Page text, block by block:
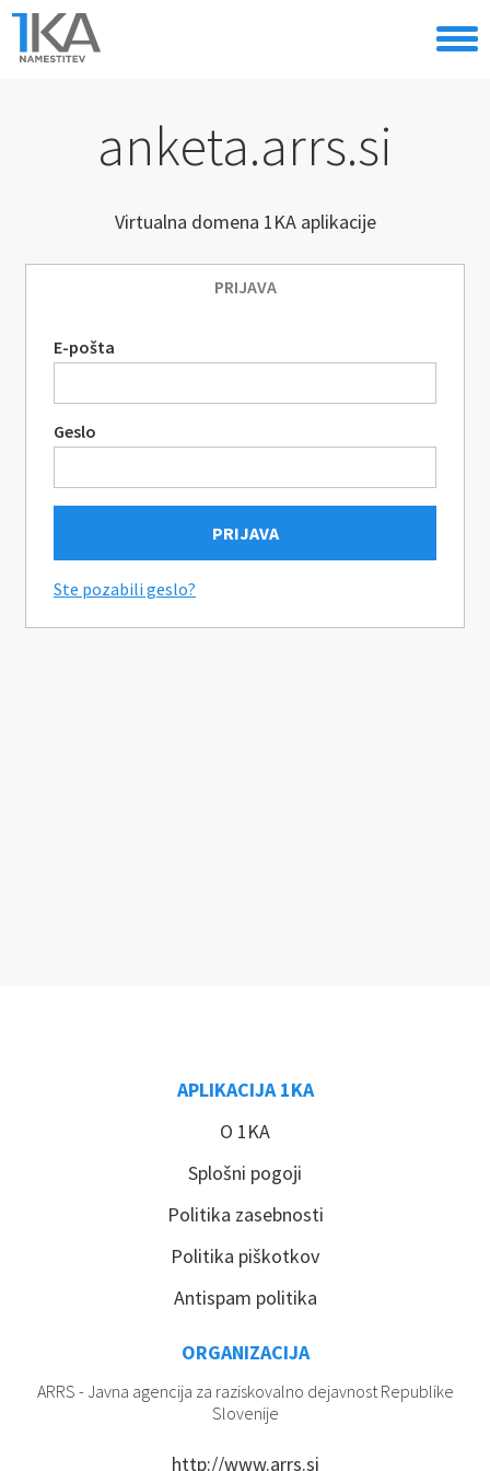
anketa.arrs.si
Virtualna domena 1KA aplikacije
PRIJAVA
E-pošta
Geslo
Ste pozabili geslo?
APLIKACIJA 1KA
O 1KA
Splošni pogoji
Politika zasebnosti
Politika piškotkov
Antispam politika
ORGANIZACIJA
ARRS - Javna agencija za raziskovalno dejavnost Republike
Slovenije
http://www.arrs.si